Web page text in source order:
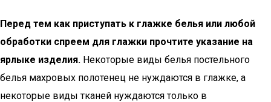
Перед тем как приступать к глажке белья или любой
обработки спреем для глажки прочтите указание на
ярлыке изделия. Некоторые виды белья постельного
белья махровых полотенец не нуждаются в глажке, а
некоторые виды тканей нуждаются только в